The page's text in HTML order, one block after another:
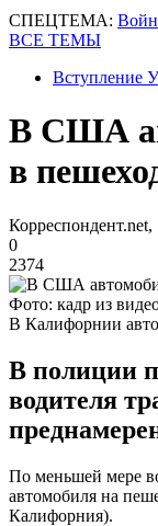
СПЕЦТЕМА:
ВСЕ ТЕМЫ
Вступление
В США
в
0
2374
Фото: кадр из
В Калифорнии
В полиции
водителя
По меньшей мере
автомобиля на
Калифорния).